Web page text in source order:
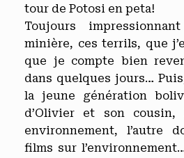
tour de Potosi en peta!
Toujours
minière, ces terrils, que
que je compte bien
dans quelques jours…
la jeune génération
d’Olivier et son cousin,
environnement, l’autre
films sur